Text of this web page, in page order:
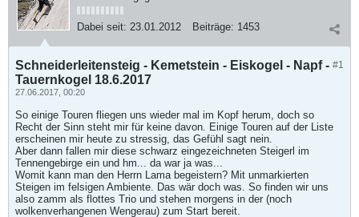
Dabei seit: 23.01.2012 Beiträge: 1453
#1
Schneiderleitensteig - Kemetstein - Eiskogel - Napf -
Tauernkogel 18.6.2017
27.06.2017, 00:20
So einige Touren fliegen uns wieder mal im Kopf herum, doch so
Recht der Sinn steht mir für keine davon. Einige Touren auf der Liste
erscheinen mir heute zu stressig, das Gefühl sagt nein.
Aber dann fallen mir diese schwarz eingezeichneten Steigerl im
Tennengebirge ein und hm... da war ja was...
Womit kann man den Herrn Lama begeistern? Mit unmarkierten
Steigen im felsigen Ambiente. Das wär doch was. So finden wir uns
also zamm als flottes Trio und stehen morgens in der (noch
wolkenverhangenen Wengerau) zum Start bereit.